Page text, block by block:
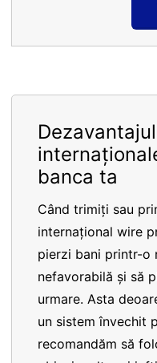
banca ta
Când trimiți sau
internațional wire
pierzi bani printr-o
nefavorabilă și să
urmare. Asta
un sistem învechit
recomandăm să